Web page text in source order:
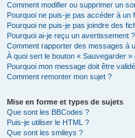
Comment modifier ou supprimer un
Pourquoi ne puis-je pas accéder à un
Pourquoi ne puis-je pas joindre des
Pourquoi ai-je reçu un avertissement ?
Comment rapporter des messages à
À quoi sert le bouton « Sauvegarder
Pourquoi mon message doit être
Comment remonter mon sujet ?
Mise en forme et types de sujets
Que sont les BBCodes ?
Puis-je utiliser le HTML ?
Que sont les smileys ?